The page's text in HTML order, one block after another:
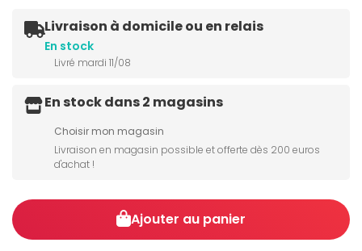
Livraison à domicile ou en relais
En stock
Livré mardi 11/08
En stock dans 2 magasins
Choisir mon magasin
Livraison en magasin possible et offerte dès 200 euros
d'achat !
Ajouter au panier